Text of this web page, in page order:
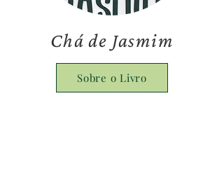
Chá de Jasmim
Sobre o Livro